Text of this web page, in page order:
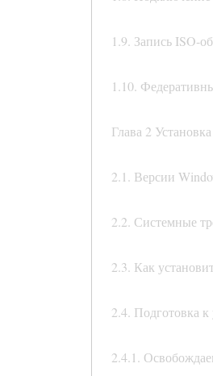
1.9. Запись ISO-
1.10.
Глава 2
2.1. Версии
2.2. Системные
2.3. Как
2.4. Подготовка к
2.4.1.